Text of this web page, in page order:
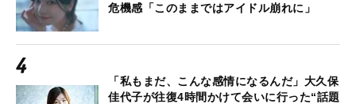
危機感「このままではアイドル崩れに」
「私もまだ、こんな感情になるんだ」大久保
佳代子が往復4時間かけて会いに行った“話題